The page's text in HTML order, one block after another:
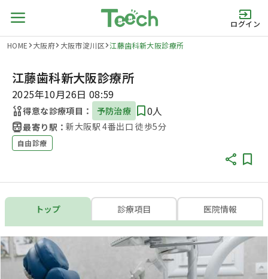
ログイン
HOME 大阪府 大阪市淀川区 江藤歯科新大阪診療所
江藤歯科新大阪診療所
2025年10月26日 08:59
得意な診療項目： 予防治療 0人
最寄り駅：新大阪駅 4番出口 徒歩5分
自由診療
トップ 診療項目 医院情報